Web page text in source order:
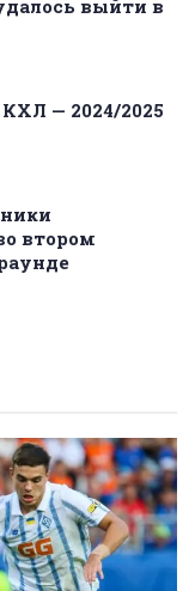
выйти в
— 2024/2025
втором